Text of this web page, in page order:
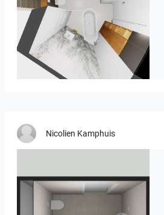
MOULIN
Nicolien Kamphuis